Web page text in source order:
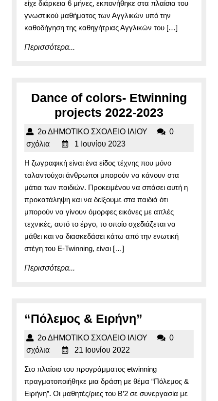
είχε διάρκεια 6 μήνες, εκπονήθηκε στα πλαίσια του
γνωστικού μαθήματος των Αγγλικών υπό την
καθοδήγηση της καθηγήτριας Αγγλικών του […]
Περισσότερα...
Dance of colors- Etwinning
projects 2022-2023
of
projects
2022-
2023
2ο ΔΗΜΟΤΙΚΟ ΣΧΟΛΕΙΟ ΙΛΙΟΥ
ΙΛΙΟΥ
0
σχόλια
1 Ιουνίου 20231
2023
Η ζωγραφική είναι ένα είδος τέχνης που μόνο
ταλαντούχοι άνθρωποι μπορούν να κάνουν στα
μάτια των παιδιών. Προκειμένου να σπάσει αυτή η
προκατάληψη και να δείξουμε στα παιδιά ότι
μπορούν να γίνουν όμορφες εικόνες με απλές
τεχνικές, αυτό το έργο, το οποίο σχεδιάζεται να
μάθει και να διασκεδάσει κάτω από την ενωτική
στέγη του E-Twinning, είναι […]
Περισσότερα...
“Πόλεμος & Ειρήνη”
&
2ο ΔΗΜΟΤΙΚΟ ΣΧΟΛΕΙΟ ΙΛΙΟΥ
ΙΛΙΟΥ
0
σχόλια
21 Ιουνίου 2022
2022
Στο πλαίσιο του προγράμματος etwinning
πραγματοποιήθηκε μια δράση με θέμα “Πόλεμος &
Ειρήνη”. Οι μαθητές/ριες του Β’2 σε συνεργασία με